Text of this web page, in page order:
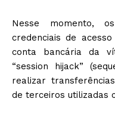
Nesse momento,
credenciais de
conta bancária da
“session hijack”
realizar
de terceiros utilizadas